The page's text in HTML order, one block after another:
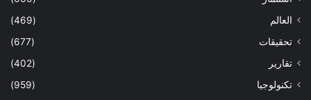
العالم
(469)
تحقيقات
(677)
تقارير
(402)
تكنولوجيا
(959)